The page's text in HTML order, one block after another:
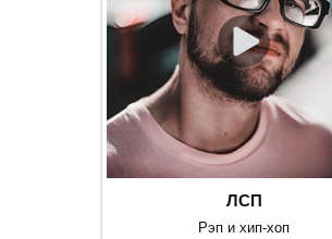
ЛСП
Рэп и хип-хоп